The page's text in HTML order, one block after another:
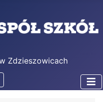
w Zdzieszowicach